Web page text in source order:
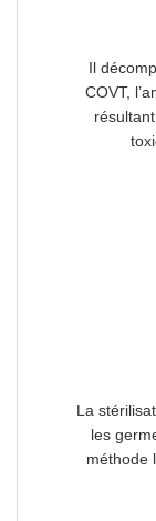
Il
COVT,
La
les
méthode